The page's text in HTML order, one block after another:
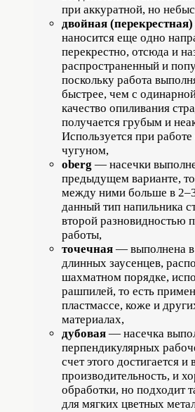
при аккуратной, но
двойная (перекрестная)
наносится еще одно
перекрестно, отсюда и
распространенный и
поскольку работа
быстрее, чем с
качество опиливания
получается грубым и
Используется при
чугуном,
oberg — насечки
предыдущем варианте,
между ними больше в
данный тип напильника
второй разновидностью
работы,
точечная — выполнена
длинных заусенцев,
шахматном порядке,
рашпилей, то есть
пластмассе, коже и
материалах,
дубовая — насечка
перпендикулярных
счет этого достигается и
производительность, и
обработки, но подходит
для мягких цветных